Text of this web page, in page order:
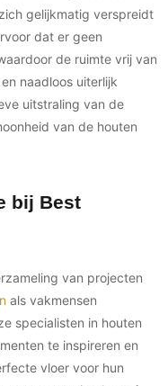
gelijkmatig verspreidt
dat er geen
de ruimte vrij van
naadloos uiterlijk
uitstraling van de
van de houten
bij Best
van projecten
als vakmensen
specialisten in houten
te inspireren en
vloer voor hun